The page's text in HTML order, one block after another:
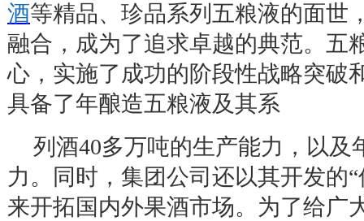
酒等精品、珍品系列五粮液的面世
融合，成为了追求卓越的典范。五
心，实施了成功的阶段性战略突破
具备了年酿造五粮液及其系
列酒40多万吨的生产能力，以及
力。同时，集团公司还以其开发的“
来开拓国内外果酒市场。为了给广